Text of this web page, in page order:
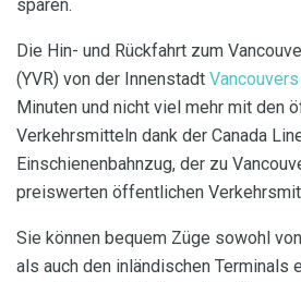
sparen.
Die Hin- und Rückfahrt zum
(YVR) von der Innenstadt Vancouvers
Minuten und nicht viel mehr mit den
Verkehrsmitteln dank der Canada
Einschienenbahnzug, der zu
preiswerten öffentlichen
Sie können bequem Züge sowohl
als auch den inländischen Terminals